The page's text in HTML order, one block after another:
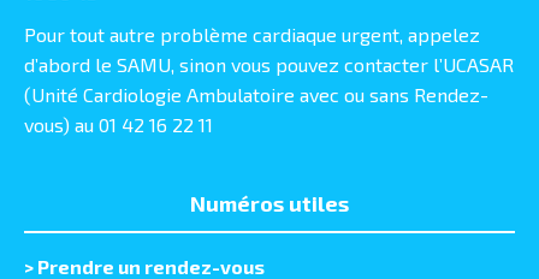
Pour tout autre problème cardiaque urgent, appelez
d’abord le SAMU, sinon vous pouvez contacter l’UCASAR
(Unité Cardiologie Ambulatoire avec ou sans Rendez-
vous) au 01 42 16 22 11
Numéros utiles
> Prendre un rendez-vous